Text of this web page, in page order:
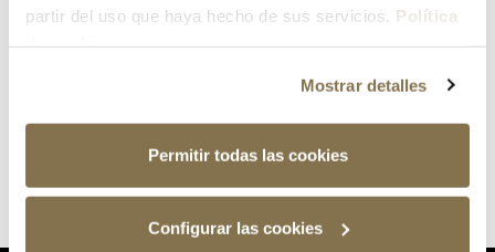
partir del uso que haya hecho de sus servicios. Política
Mostrar detalles
Permitir todas las cookies
Configurar las cookies